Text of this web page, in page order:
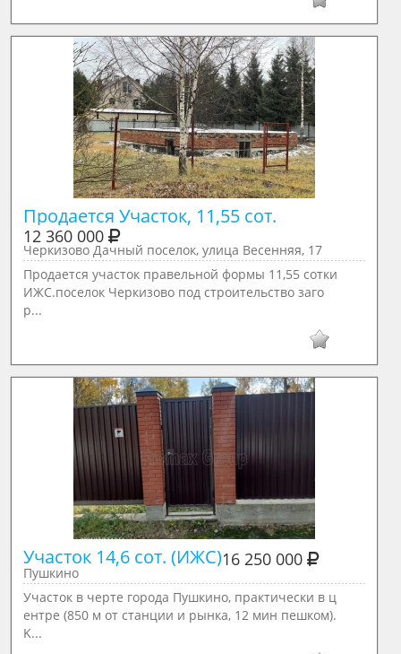
Продается Участок, 11,55 сот.
12 360 000
Черкизово Дачный поселок, улица Весенняя, 17
Продается участок правельной формы 11,55 сотки
ИЖС.поселок Черкизово под строительство заго
р...
Участок 14,6 сот. (ИЖС)16 250 000
Пушкино
Учacтoк в чеpте гoрода Пушкино, прaктичеcки в ц
ентpe (850 м от стaнции и рынка, 12 мин пешкoм).
K...